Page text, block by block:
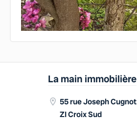
La main immobilière
55 rue Joseph Cugnot
ZI Croix Sud